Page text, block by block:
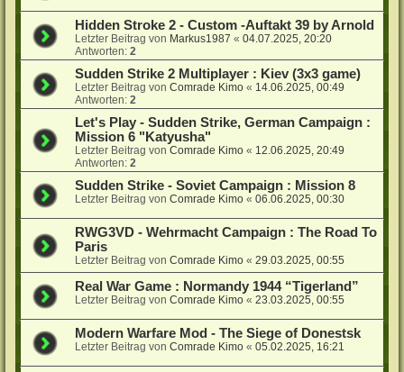
Hidden Stroke 2 - Custom -Auftakt 39 by Arnold
Letzter Beitrag von Markus1987 «04.07.2025, 20:20
Antworten:2
Sudden Strike 2 Multiplayer : Kiev (3x3 game)
Letzter Beitrag vonComrade Kimo « 14.06.2025, 00:49
Antworten:2
Let's Play - Sudden Strike, German Campaign :
Mission 6 "Katyusha"
Letzter Beitrag vonComrade Kimo « 12.06.2025, 20:49
Antworten:2
Sudden Strike - Soviet Campaign : Mission 8
Letzter Beitrag vonComrade Kimo «06.06.2025, 00:30
RWG3VD - Wehrmacht Campaign : The Road To
Paris
Letzter Beitrag vonComrade Kimo «29.03.2025, 00:55
Real War Game : Normandy 1944 “Tigerland”
Letzter Beitrag vonComrade Kimo «23.03.2025, 00:55
Modern Warfare Mod - The Siege of Donestsk
Letzter Beitrag vonComrade Kimo «05.02.2025, 16:21